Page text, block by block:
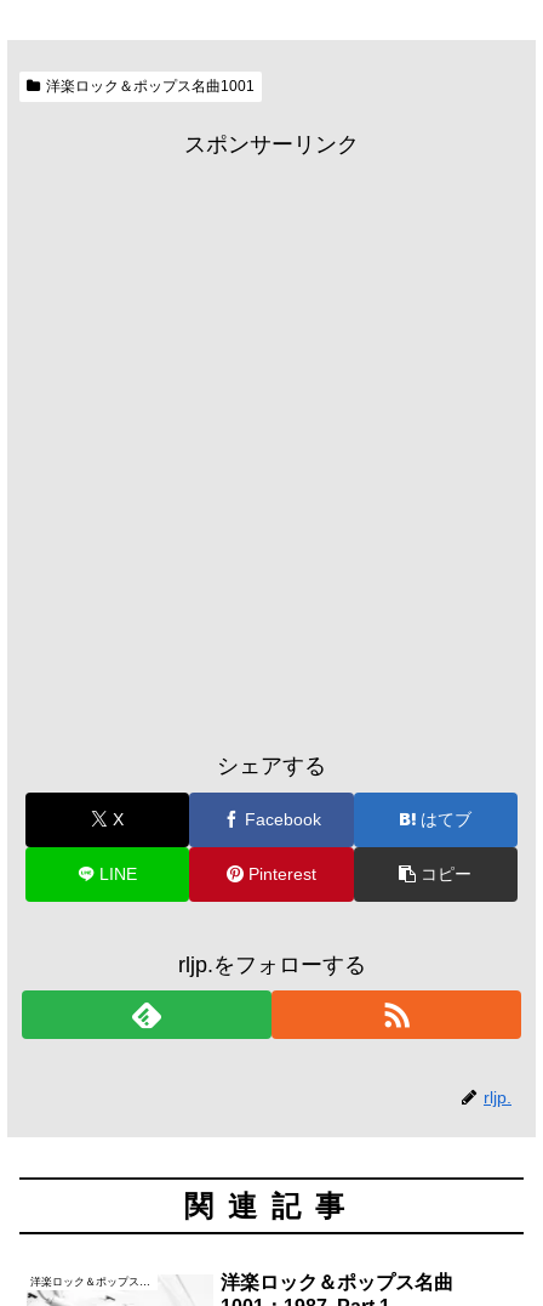
洋楽ロック＆ポップス名曲1001
スポンサーリンク
シェアする
X Facebook はてブ
LINE Pinterest コピー
rljp.をフォローする
rljp.
関連記事
洋楽ロック＆ポップス名曲